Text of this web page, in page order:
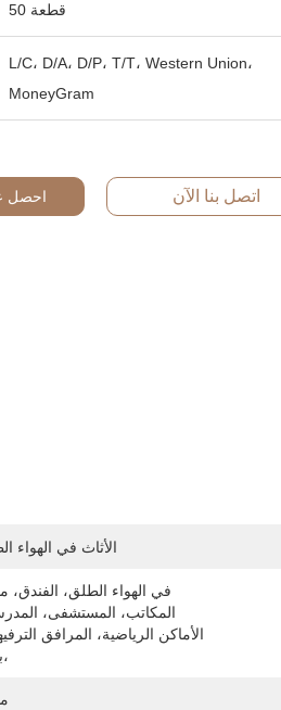
50 قطعة
L/C، D/A، D/P، T/T، Western Union،
MoneyGram
احصل اتصل بنا الآن
الأثاث في الهواء
بارك،